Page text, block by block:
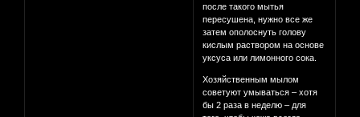
после такого мытья
пересушена, нужно все же
затем ополоснуть голову
кислым раствором на основе
уксуса или лимонного сока.
Хозяйственным мылом
советуют умываться – хотя
бы 2 раза в неделю – для